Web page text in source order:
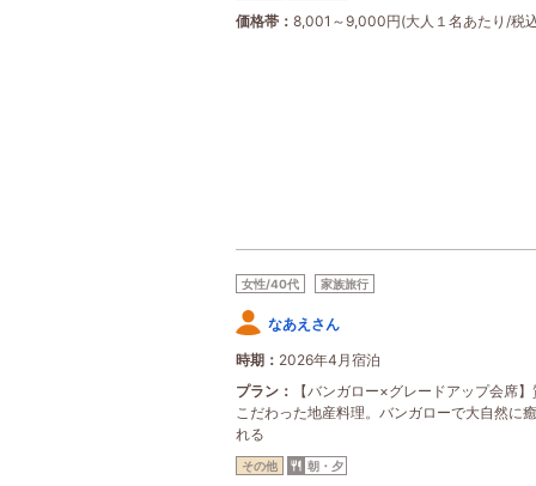
価格帯 8,001～9,000円(大人１名あたり/税
女性/40代 家族旅行
なあえさん
時期
2026年4月宿泊
プラン
【バンガロー×グレードアップ会席】
こだわった地産料理。バンガローで大自然に
れる
その他 朝・夕